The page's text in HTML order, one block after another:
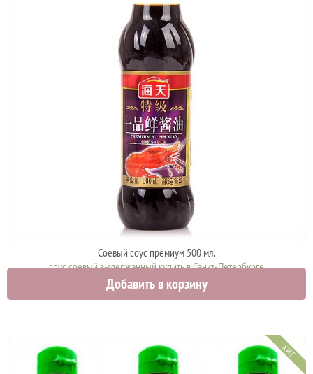
Соевый соус премиум 500 мл.
соус соевый выдержанный купить в Санкт-Петербурге
700 руб.
Добавить в корзину
ХИТ